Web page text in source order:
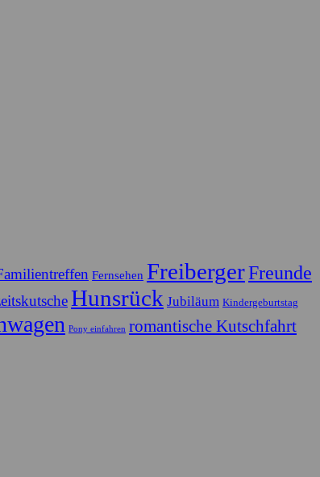
Fernsehen FreibergerFreunde
Hunsrück Jubiläum Kindergeburtstag
Pony einfahren romantische Kutschfahrt